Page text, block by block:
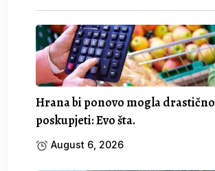
Hrana bi ponovo mogla drastično
poskupjeti: Evo šta.
August 6, 2026